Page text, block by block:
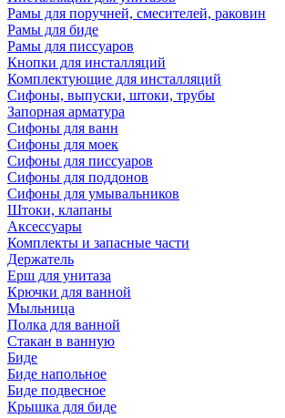
Рамы для поручней, смесителей, раковин
Рамы для биде
Рамы для писсуаров
Кнопки для инсталляций
Комплектующие для инсталляций
Сифоны, выпуски, штоки, трубы
Запорная арматура
Сифоны для ванн
Сифоны для моек
Сифоны для писсуаров
Сифоны для поддонов
Сифоны для умывальников
Штоки, клапаны
Аксессуары
Комплекты и запасные части
Держатель
Ерш для унитаза
Крючки для ванной
Мыльница
Полка для ванной
Стакан в ванную
Биде
Биде напольное
Биде подвесное
Крышка для биде